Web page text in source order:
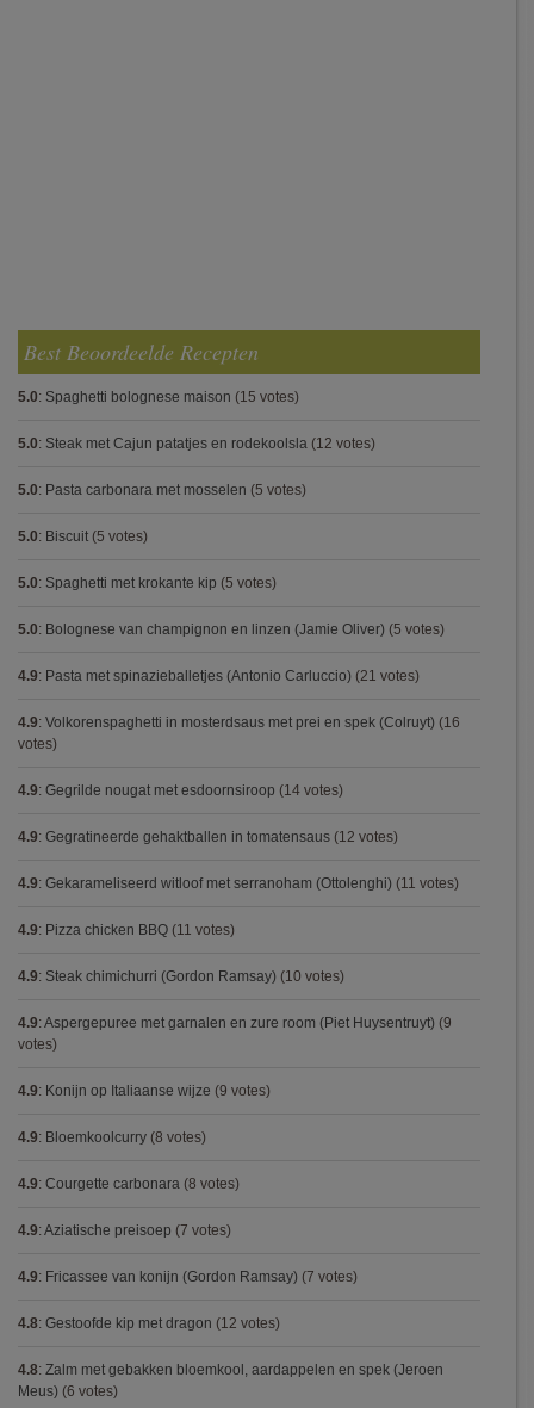
Best Beoordeelde Recepten
5.0: Spaghetti bolognese maison (15 votes)
5.0: Steak met Cajun patatjes en rodekoolsla (12 votes)
5.0: Pasta carbonara met mosselen (5 votes)
5.0: Biscuit (5 votes)
5.0: Spaghetti met krokante kip (5 votes)
5.0: Bolognese van champignon en linzen (Jamie Oliver) (5 votes)
4.9: Pasta met spinazieballetjes (Antonio Carluccio) (21 votes)
4.9: Volkorenspaghetti in mosterdsaus met prei en spek (Colruyt) (16
votes)
4.9: Gegrilde nougat met esdoornsiroop (14 votes)
4.9: Gegratineerde gehaktballen in tomatensaus (12 votes)
4.9: Gekarameliseerd witloof met serranoham (Ottolenghi) (11 votes)
4.9: Pizza chicken BBQ (11 votes)
4.9: Steak chimichurri (Gordon Ramsay) (10 votes)
4.9: Aspergepuree met garnalen en zure room (Piet Huysentruyt) (9
votes)
4.9: Konijn op Italiaanse wijze (9 votes)
4.9: Bloemkoolcurry (8 votes)
4.9: Courgette carbonara (8 votes)
4.9: Aziatische preisoep (7 votes)
4.9: Fricassee van konijn (Gordon Ramsay) (7 votes)
4.8: Gestoofde kip met dragon (12 votes)
4.8: Zalm met gebakken bloemkool, aardappelen en spek (Jeroen
Meus) (6 votes)